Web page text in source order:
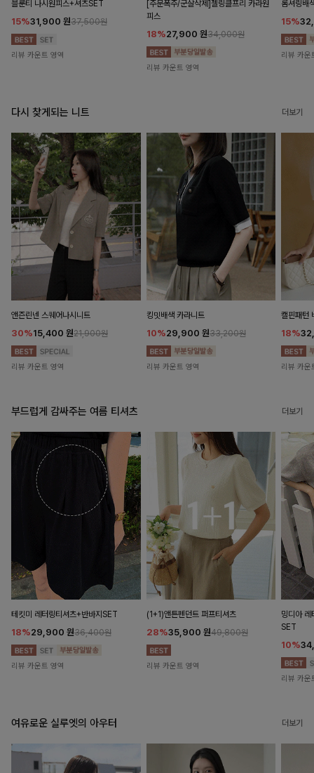
블룬티 나시원피스+셔츠SET
15%31,900 원37,500원
리뷰 카운트 영역
[주문폭주/군살삭제]젤링클프리 카라원
피스
18%27,900 원34,000원
리뷰 카운트 영역
롬셔링배
15%
리뷰 카운
다시 찾게되는 니트 더보기
앤즌린넨 스퀘어나시니트
30%15,400 원21,900원
리뷰 카운트 영역
킹밋배색 카라니트
10%29,900 원33,200원
리뷰 카운트 영역
캘핀패턴
18%
리뷰 카운
부드럽게 감싸주는 여름 티셔츠 더보기
테킷미 레터링티셔츠+반바지SET
18%29,900 원36,400원
리뷰 카운트 영역
(1+1)앤튼펜던트 퍼프티셔츠
28%35,900 원49,800원
리뷰 카운트 영역
밍디아 레
SET
10%
리뷰 카운
여유로운 실루엣의 아우터 더보기